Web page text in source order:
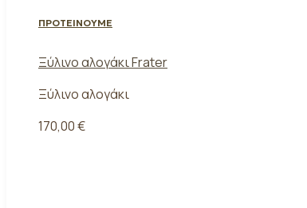
ΠΡΟΤΕΙΝΟΥΜΕ
Ξύλινο αλογάκι Frater
Ξύλινο αλογάκι
170,00€